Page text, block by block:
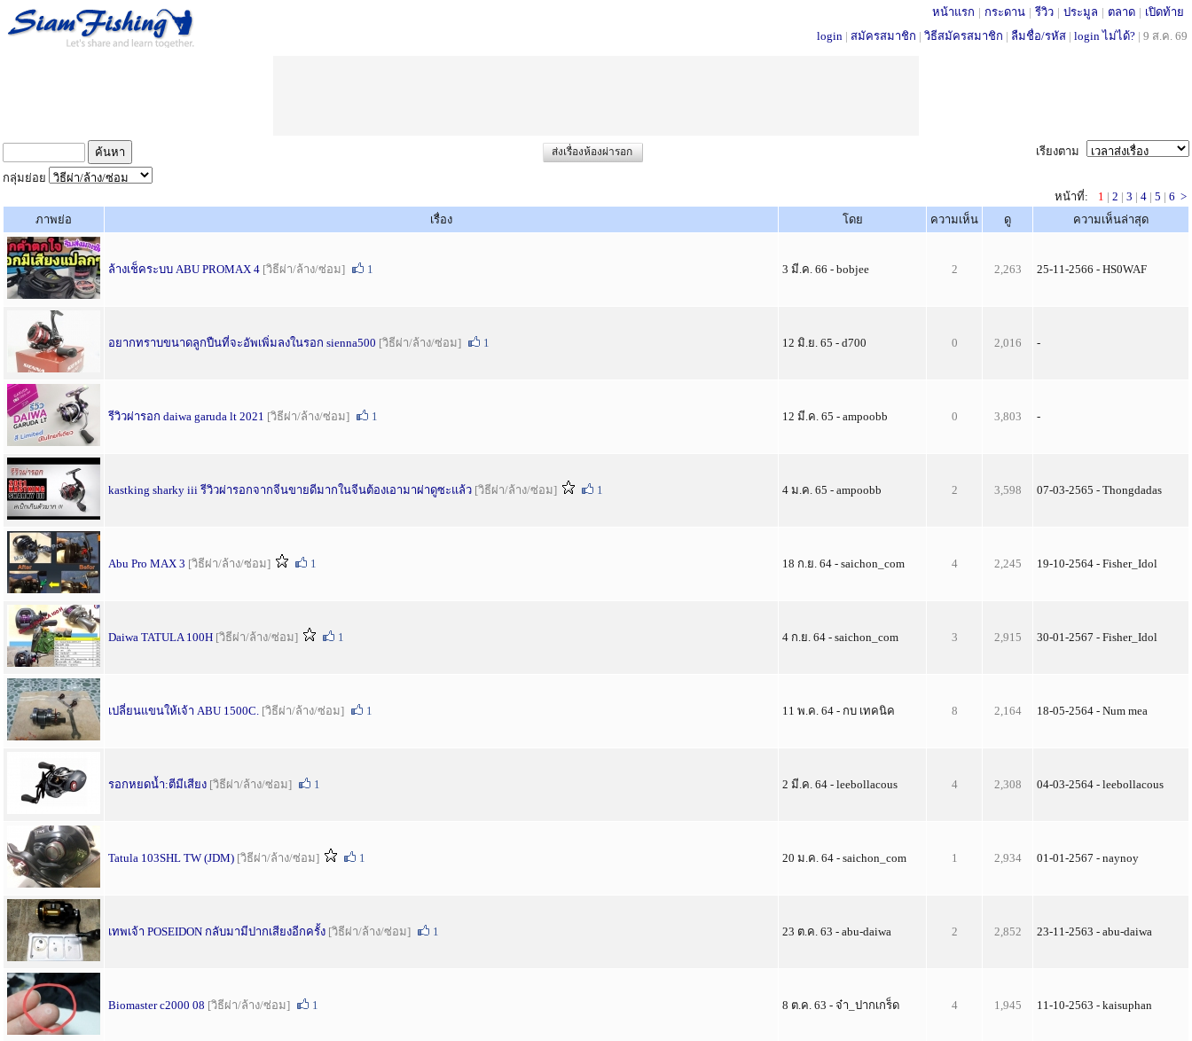
หน้าแรก | กระดาน | รีวิว | ประมูล | ตลาด | เปิดท้าย
login | สมัครสมาชิก | วิธีสมัครสมาชิก | ลืมชื่อ/รหัส | login ไม่ได้? | 9 ส.ค. 69
ส่งเรื่องห้องผ่ารอก
เรียงตาม
กลุ่มย่อย
หน้าที่:
1 | 2 | 3 | 4 | 5 | 6 >
ภาพย่อ
เรื่อง โดย ความเห็น ดู ความเห็นล่าสุด
ล้างเช็คระบบ ABU PROMAX 4 [วิธีผ่า/ล้าง/ซ่อม] 1 3 มี.ค. 66 - bobjee 2 2,263 25-11-2566 - HS0WAF
อยากทราบขนาดลูกปืนที่จะอัพเพิ่มลงในรอก sienna500 [วิธีผ่า/ล้าง/ซ่อม] 1 12 มิ.ย. 65 - d700 0 2,016 -
รีวิวผ่ารอก daiwa garuda lt 2021 [วิธีผ่า/ล้าง/ซ่อม] 1 12 มี.ค. 65 - ampoobb 0 3,803 -
kastking sharky iii รีวิวผ่ารอกจากจีนขายดีมากในจีนต้องเอามาผ่าดูซะแล้ว [วิธีผ่า/ล้าง/ซ่อม] 1 4 ม.ค. 65 - ampoobb 2 3,598 07-03-2565 - Thongdadas
Abu Pro MAX 3 [วิธีผ่า/ล้าง/ซ่อม] 1 18 ก.ย. 64 - saichon_com 4 2,245 19-10-2564 - Fisher_Idol
Daiwa TATULA 100H [วิธีผ่า/ล้าง/ซ่อม] 1 4 ก.ย. 64 - saichon_com 3 2,915 30-01-2567 - Fisher_Idol
เปลี่ยนแขนให้เจ้า ABU 1500C. [วิธีผ่า/ล้าง/ซ่อม] 1 11 พ.ค. 64 - กบ เทคนิค 8 2,164 18-05-2564 - Num mea
รอกหยดน้ำ:ตีมีเสียง [วิธีผ่า/ล้าง/ซ่อม] 1 2 มี.ค. 64 - leebollacous 4 2,308 04-03-2564 - leebollacous
Tatula 103SHL TW (JDM) [วิธีผ่า/ล้าง/ซ่อม] 1 20 ม.ค. 64 - saichon_com 1 2,934 01-01-2567 - naynoy
เทพเจ้า POSEIDON กลับมามีปากเสียงอีกครั้ง [วิธีผ่า/ล้าง/ซ่อม] 1 23 ต.ค. 63 - abu-daiwa 2 2,852 23-11-2563 - abu-daiwa
Biomaster c2000 08 [วิธีผ่า/ล้าง/ซ่อม] 1 8 ต.ค. 63 - จ๋า_ปากเกร็ด 4 1,945 11-10-2563 - kaisuphan